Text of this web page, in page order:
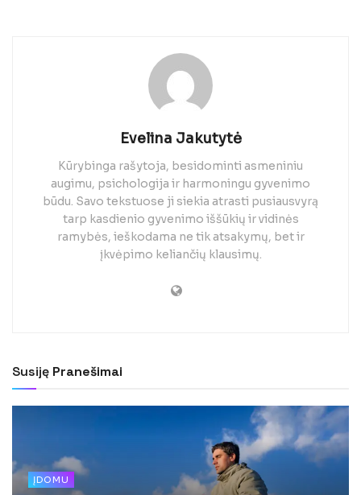
Evelina Jakutytė
Kūrybinga rašytoja, besidominti asmeniniu
augimu, psichologija ir harmoningu gyvenimo
būdu. Savo tekstuose ji siekia atrasti pusiausvyrą
tarp kasdienio gyvenimo iššūkių ir vidinės
ramybės, ieškodama ne tik atsakymų, bet ir
įkvėpimo keliančių klausimų.
Susiję Pranešimai
ĮDOMU